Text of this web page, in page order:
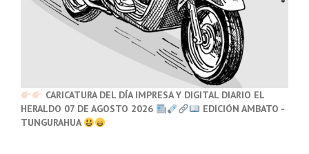
CARICATURA DEL DÍA IMPRESA Y DIGITAL DIARIO EL
HERALDO 07 DE AGOSTO 2026
EDICIÓN AMBATO -
TUNGURAHUA